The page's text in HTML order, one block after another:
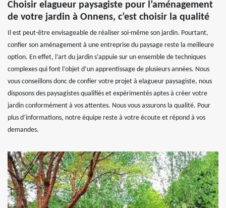
Choisir elagueur paysagiste pour l’aménagement
de votre jardin à Onnens, c’est choisir la qualité
Il est peut-être envisageable de réaliser soi-même son jardin. Pourtant,
confier son aménagement à une entreprise du paysage reste la meilleure
option. En effet, l’art du jardin s’appuie sur un ensemble de techniques
complexes qui font l’objet d’un apprentissage de plusieurs années. Nous
vous conseillons donc de confier votre projet à elagueur paysagiste, nous
disposons des paysagistes qualifiés et expérimentés aptes à créer votre
jardin conformément à vos attentes. Nous vous assurons la qualité. Pour
plus d’informations, notre équipe reste à votre écoute et répond à vos
demandes.